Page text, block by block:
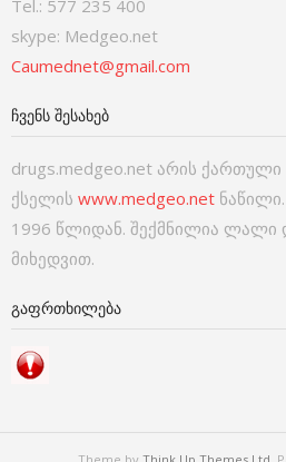
Tel.: 577 235 400
skype: Medgeo.net
Caumednet@gmail.com
ᲩᲕᲔᲜᲡ ᲨᲔᲡᲐᲮᲔᲑ
drugs.medgeo.net არის
ქსელის www.medgeo.net
1996 წლიდან. შექმნილია ლალი
მიხედვით.
ᲒᲐᲤᲠᲗᲮᲘᲚᲔᲑᲐ